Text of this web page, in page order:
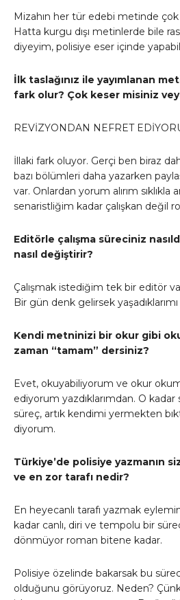
Mizahın her tür edebi metinde çok
Hatta kurgu dışı metinlerde bile
diyeyim, polisiye eser içinde
İlk taslağınız ile yayımlanan
fark olur? Çok keser misiniz
REVİZYONDAN NEFRET
İllaki fark oluyor. Gerçi ben biraz
bazı bölümleri daha yazarken
var. Onlardan yorum alırım sıklıkla
senaristliğim kadar çalışkan değil
Editörle çalışma süreciniz
nasıl değiştirir?
Çalışmak istediğim tek bir editör
Bir gün denk gelirsek yaşadıklarımı
Kendi metninizi bir okur gibi
zaman “tamam” dersiniz?
Evet, okuyabiliyorum ve okur
ediyorum yazdıklarımdan. O
süreç, artık kendimi yermekten
diyorum.
Türkiye’de polisiye yazmanın
ve en zor tarafı nedir?
En heyecanlı tarafı yazmak
kadar canlı, diri ve tempolu bir
dönmüyor roman bitene kadar.
Polisiye özelinde bakarsak bu
olduğunu görüyoruz. Neden?